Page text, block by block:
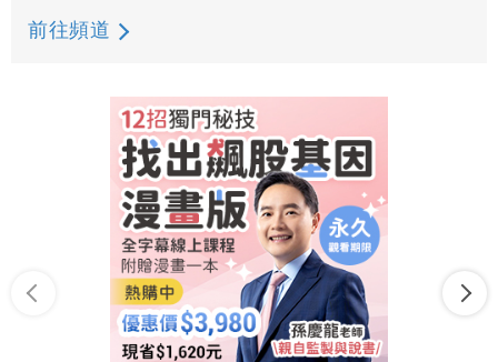
前往頻道